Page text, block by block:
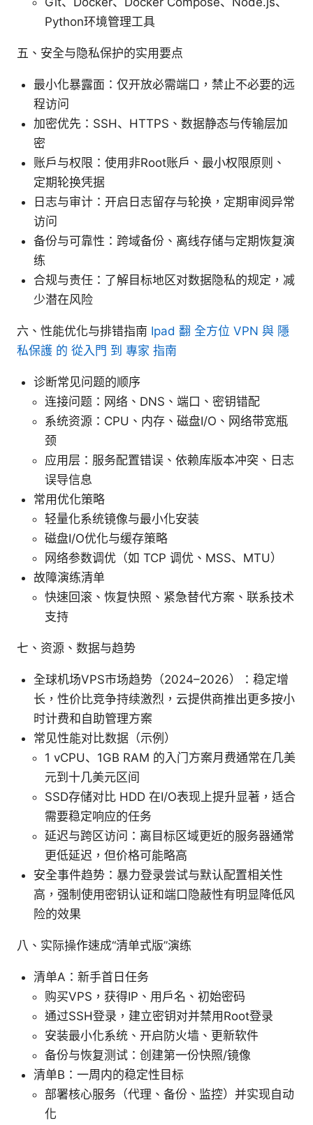
Python环境管理工具
五、安全与隐私保护的实用要点
最小化暴露面：仅开放必需端口，禁止不必要的远
程访问
加密优先：SSH、HTTPS、数据静态与传输层加
密
账户与权限：使用非Root账户、最小权限原则、
定期轮换凭据
日志与审计：开启日志留存与轮换，定期审阅异常
访问
备份与可靠性：跨域备份、离线存储与定期恢复演
练
合规与责任：了解目标地区对数据隐私的规定，减
少潜在风险
六、性能优化与排错指南 Ipad 翻 全方位 VPN 與 隱
私保護 的 從入門 到 專家 指南
诊断常见问题的顺序
连接问题：网络、DNS、端口、密钥错配
系统资源：CPU、内存、磁盘I/O、网络带宽瓶
颈
应用层：服务配置错误、依赖库版本冲突、日志
误导信息
常用优化策略
轻量化系统镜像与最小化安装
磁盘I/O优化与缓存策略
网络参数调优（如 TCP 调优、MSS、MTU）
故障演练清单
快速回滚、恢复快照、紧急替代方案、联系技术
支持
七、资源、数据与趋势
全球机场VPS市场趋势（2024–2026）：稳定增
长，性价比竞争持续激烈，云提供商推出更多按小
时计费和自助管理方案
常见性能对比数据（示例）
1 vCPU、1GB RAM 的入门方案月费通常在几美
元到十几美元区间
SSD存储对比 HDD 在I/O表现上提升显著，适合
需要稳定响应的任务
延迟与跨区访问：离目标区域更近的服务器通常
更低延迟，但价格可能略高
安全事件趋势：暴力登录尝试与默认配置相关性
高，强制使用密钥认证和端口隐蔽性有明显降低风
险的效果
八、实际操作速成“清单式版”演练
清单A：新手首日任务
购买VPS，获得IP、用户名、初始密码
通过SSH登录，建立密钥对并禁用Root登录
安装最小化系统、开启防火墙、更新软件
备份与恢复测试：创建第一份快照/镜像
清单B：一周内的稳定性目标
部署核心服务（代理、备份、监控）并实现自动
化